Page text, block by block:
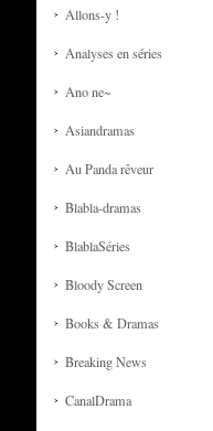
Allons-y !
Analyses en séries
Ano ne~
Asiandramas
Au Panda rêveur
Blabla-dramas
BlablaSéries
Bloody Screen
Books & Dramas
Breaking News
CanalDrama